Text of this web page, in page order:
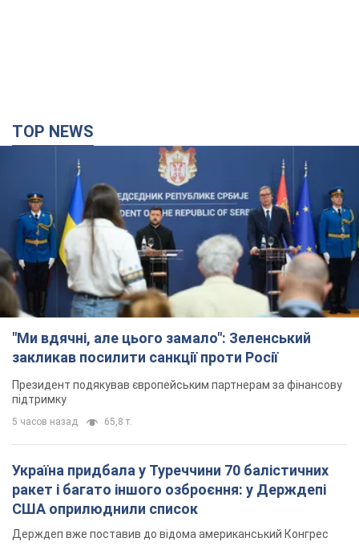
TOP NEWS
"Ми вдячні, але цього замало": Зеленський
закликав посилити санкції проти Росії
Президент подякував європейським партнерам за фінансову
підтримку
5 часов назад 65,8 т.
Україна придбала у Туреччини 70 балістичних
ракет і багато іншого озброєння: у Держдепі
США оприлюднили список
Держдеп вже поставив до відома американський Конгрес